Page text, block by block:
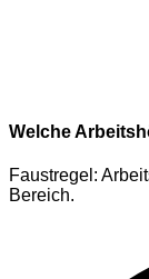
Welche
Faustregel:
Bereich.